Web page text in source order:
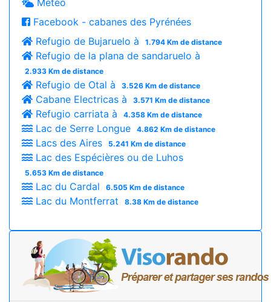
Meteo
Facebook - cabanes des Pyrénées
Refugio de Bujaruelo à
1.794 Km de distance
Refugio de la plana de sandaruelo à
2.933 Km de distance
Refugio de Otal à 3.526 Km de distance
Cabane Electricas à 3.571 Km de distance
Refugio carriata à 4.358 Km de distance
Lac de Serre Longue 4.862 Km de distance
Lacs des Aires 5.241 Km de distance
Lac des Espécières ou de Luhos
5.653 Km de distance
Lac du Cardal 6.505 Km de distance
Lac du Montferrat 8.38 Km de distance